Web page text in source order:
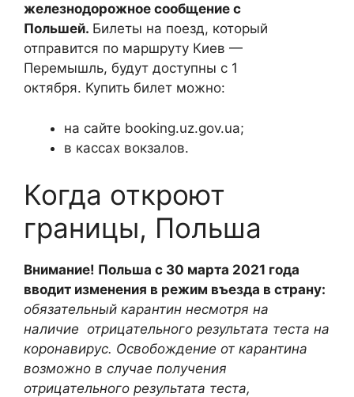
железнодорожное сообщение с
Польшей. Билеты на поезд, который
отправится по маршруту Киев —
Перемышль, будут доступны с 1
октября. Купить билет можно:
на сайте booking.uz.gov.ua;
в кассах вокзалов.
Когда откроют
границы, Польша
Внимание! Польша с 30 марта 2021 года
вводит изменения в режим въезда в страну:
обязательный карантин несмотря на
наличие отрицательного результата теста на
коронавирус. Освобождение от карантина
возможно в случае получения
отрицательного результата теста,